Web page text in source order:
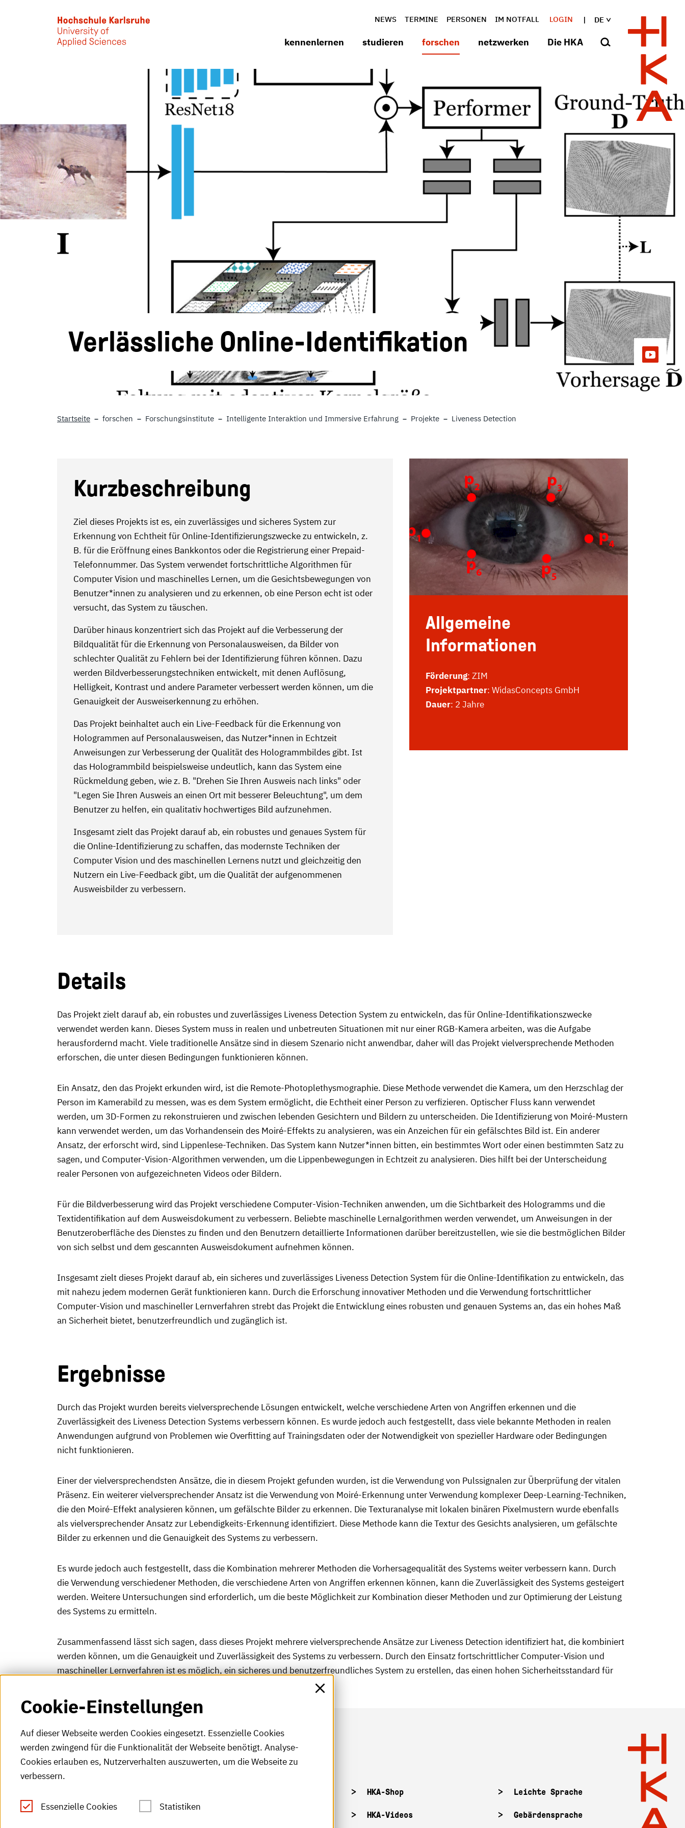
DE
NEWS TERMINE PERSONEN IM NOTFALL LOGIN
kennenlernen studieren forschen netzwerken Die HKA
Verlässliche Online-Identifikation
Startseite forschen Forschungsinstitute Intelligente Interaktion und Immersive Erfahrung Projekte Liveness Detection
Kurzbeschreibung
Ziel dieses Projekts ist es, ein zuverlässiges und sicheres System zur
Erkennung von Echtheit für Online-Identifizierungszwecke zu entwickeln, z.
B. für die Eröffnung eines Bankkontos oder die Registrierung einer Prepaid-
Telefonnummer. Das System verwendet fortschrittliche Algorithmen für
Computer Vision und maschinelles Lernen, um die Gesichtsbewegungen von
Benutzer*innen zu analysieren und zu erkennen, ob eine Person echt ist oder
versucht, das System zu täuschen.
Darüber hinaus konzentriert sich das Projekt auf die Verbesserung der
Bildqualität für die Erkennung von Personalausweisen, da Bilder von
schlechter Qualität zu Fehlern bei der Identifizierung führen können. Dazu
werden Bildverbesserungstechniken entwickelt, mit denen Auflösung,
Helligkeit, Kontrast und andere Parameter verbessert werden können, um die
Genauigkeit der Ausweiserkennung zu erhöhen.
Das Projekt beinhaltet auch ein Live-Feedback für die Erkennung von
Hologrammen auf Personalausweisen, das Nutzer*innen in Echtzeit
Anweisungen zur Verbesserung der Qualität des Hologrammbildes gibt. Ist
das Hologrammbild beispielsweise undeutlich, kann das System eine
Rückmeldung geben, wie z. B. "Drehen Sie Ihren Ausweis nach links" oder
"Legen Sie Ihren Ausweis an einen Ort mit besserer Beleuchtung", um dem
Benutzer zu helfen, ein qualitativ hochwertiges Bild aufzunehmen.
Insgesamt zielt das Projekt darauf ab, ein robustes und genaues System für
die Online-Identifizierung zu schaffen, das modernste Techniken der
Computer Vision und des maschinellen Lernens nutzt und gleichzeitig den
Nutzern ein Live-Feedback gibt, um die Qualität der aufgenommenen
Ausweisbilder zu verbessern.
Allgemeine
Informationen
Förderung: ZIM
Projektpartner: WidasConcepts GmbH
Dauer: 2 Jahre
Details
Das Projekt zielt darauf ab, ein robustes und zuverlässiges Liveness Detection System zu entwickeln, das für Online-Identifikationszwecke
verwendet werden kann. Dieses System muss in realen und unbetreuten Situationen mit nur einer RGB-Kamera arbeiten, was die Aufgabe
herausfordernd macht. Viele traditionelle Ansätze sind in diesem Szenario nicht anwendbar, daher will das Projekt vielversprechende Methoden
erforschen, die unter diesen Bedingungen funktionieren können.
Ein Ansatz, den das Projekt erkunden wird, ist die Remote-Photoplethysmographie. Diese Methode verwendet die Kamera, um den Herzschlag der
Person im Kamerabild zu messen, was es dem System ermöglicht, die Echtheit einer Person zu verfizieren. Optischer Fluss kann verwendet
werden, um 3D-Formen zu rekonstruieren und zwischen lebenden Gesichtern und Bildern zu unterscheiden. Die Identifizierung von Moiré-Mustern
kann verwendet werden, um das Vorhandensein des Moiré-Effekts zu analysieren, was ein Anzeichen für ein gefälschtes Bild ist. Ein anderer
Ansatz, der erforscht wird, sind Lippenlese-Techniken. Das System kann Nutzer*innen bitten, ein bestimmtes Wort oder einen bestimmten Satz zu
sagen, und Computer-Vision-Algorithmen verwenden, um die Lippenbewegungen in Echtzeit zu analysieren. Dies hilft bei der Unterscheidung
realer Personen von aufgezeichneten Videos oder Bildern.
Für die Bildverbesserung wird das Projekt verschiedene Computer-Vision-Techniken anwenden, um die Sichtbarkeit des Hologramms und die
Textidentifikation auf dem Ausweisdokument zu verbessern. Beliebte maschinelle Lernalgorithmen werden verwendet, um Anweisungen in der
Benutzeroberfläche des Dienstes zu finden und den Benutzern detaillierte Informationen darüber bereitzustellen, wie sie die bestmöglichen Bilder
von sich selbst und dem gescannten Ausweisdokument aufnehmen können.
Insgesamt zielt dieses Projekt darauf ab, ein sicheres und zuverlässiges Liveness Detection System für die Online-Identifikation zu entwickeln, das
mit nahezu jedem modernen Gerät funktionieren kann. Durch die Erforschung innovativer Methoden und die Verwendung fortschrittlicher
Computer-Vision und maschineller Lernverfahren strebt das Projekt die Entwicklung eines robusten und genauen Systems an, das ein hohes Maß
an Sicherheit bietet, benutzerfreundlich und zugänglich ist.
Ergebnisse
Durch das Projekt wurden bereits vielversprechende Lösungen entwickelt, welche verschiedene Arten von Angriffen erkennen und die
Zuverlässigkeit des Liveness Detection Systems verbessern können. Es wurde jedoch auch festgestellt, dass viele bekannte Methoden in realen
Anwendungen aufgrund von Problemen wie Overfitting auf Trainingsdaten oder der Notwendigkeit von spezieller Hardware oder Bedingungen
nicht funktionieren.
Einer der vielversprechendsten Ansätze, die in diesem Projekt gefunden wurden, ist die Verwendung von Pulssignalen zur Überprüfung der vitalen
Präsenz. Ein weiterer vielversprechender Ansatz ist die Verwendung von Moiré-Erkennung unter Verwendung komplexer Deep-Learning-Techniken,
die den Moiré-Effekt analysieren können, um gefälschte Bilder zu erkennen. Die Texturanalyse mit lokalen binären Pixelmustern wurde ebenfalls
als vielversprechender Ansatz zur Lebendigkeits-Erkennung identifiziert. Diese Methode kann die Textur des Gesichts analysieren, um gefälschte
Bilder zu erkennen und die Genauigkeit des Systems zu verbessern.
Es wurde jedoch auch festgestellt, dass die Kombination mehrerer Methoden die Vorhersagequalität des Systems weiter verbessern kann. Durch
die Verwendung verschiedener Methoden, die verschiedene Arten von Angriffen erkennen können, kann die Zuverlässigkeit des Systems gesteigert
werden. Weitere Untersuchungen sind erforderlich, um die beste Möglichkeit zur Kombination dieser Methoden und zur Optimierung der Leistung
des Systems zu ermitteln.
Zusammenfassend lässt sich sagen, dass dieses Projekt mehrere vielversprechende Ansätze zur Liveness Detection identifiziert hat, die kombiniert
werden können, um die Genauigkeit und Zuverlässigkeit des Systems zu verbessern. Durch den Einsatz fortschrittlicher Computer-Vision und
maschineller Lernverfahren ist es möglich, ein sicheres und benutzerfreundliches System zu erstellen, das einen hohen Sicherheitsstandard für
Fax: +49 (0)721 925-2000
HKA-Shop
HKA-Videos
Leichte Sprache
Gebärdensprache
Cookie-Einstellungen
Auf dieser Webseite werden Cookies eingesetzt. Essenzielle Cookies
werden zwingend für die Funktionalität der Webseite benötigt. Analyse-
Cookies erlauben es, Nutzerverhalten auszuwerten, um die Webseite zu
verbessern.
Essenzielle Cookies Statistiken